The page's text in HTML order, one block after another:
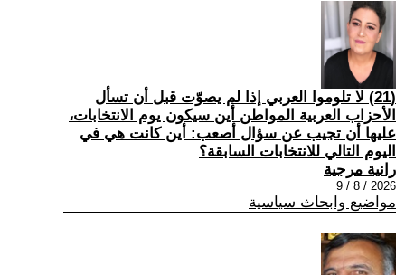
(21) لا تلوموا العربي إذا لم يصوّت قبل أن تسأل
الأحزاب العربية المواطن أين سيكون يوم الانتخابات،
عليها أن تجيب عن سؤال أصعب: أين كانت هي في
اليوم التالي للانتخابات السابقة؟
رانية مرجية
2026 / 8 / 9
مواضيع وابحاث سياسية